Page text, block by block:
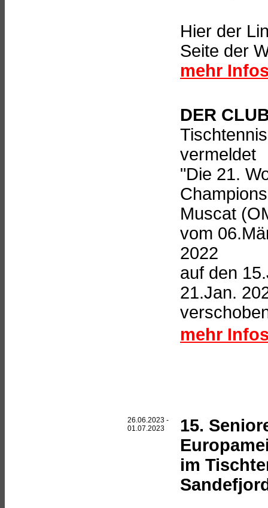
Hier der
Seite der
mehr
DER
vermeldet
"Die 21.
Muscat
vom
2022
auf den
21.Jan.
mehr
26.06.2023 -
01.07.2023
15.
im